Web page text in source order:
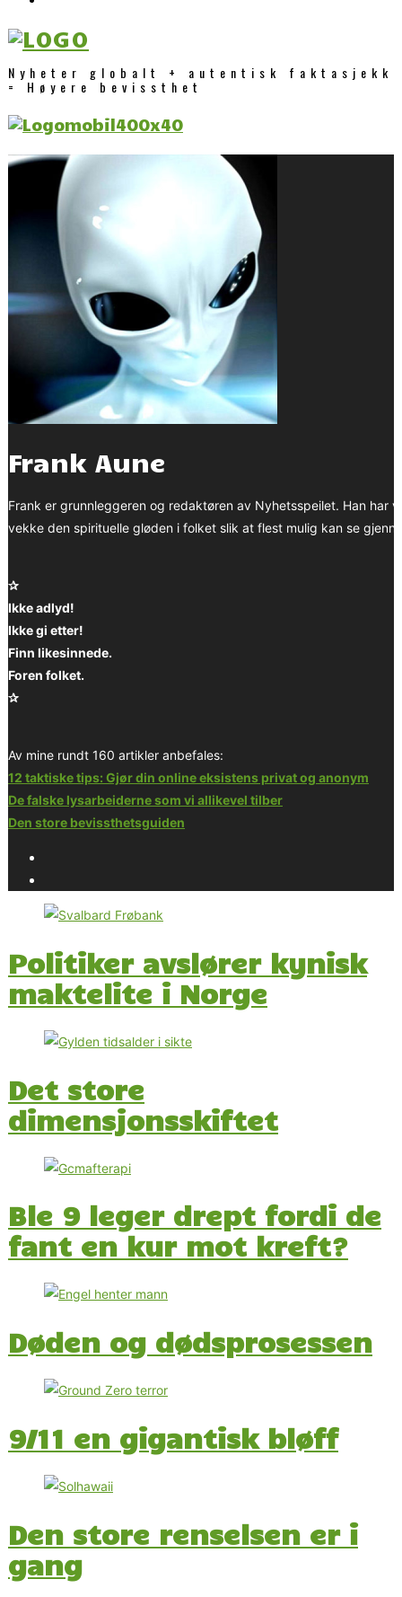
Nyheter globalt + autentisk faktasjekk
= Høyere bevissthet
Frank Aune
Frank er grunnleggeren og redaktøren av Nyhetsspeilet. Han
vekke den spirituelle gløden i folket slik at flest mulig kan se
✰
Ikke adlyd!
Ikke gi etter!
Finn likesinnede.
Foren folket.
✰
Av mine rundt 160 artikler anbefales:
12 taktiske tips: Gjør din online eksistens privat og anonym
De falske lysarbeiderne som vi allikevel tilber
Den store bevissthetsguiden
Politiker avslører kynisk
maktelite i Norge
Det store
dimensjonsskiftet
Ble 9 leger drept fordi de
fant en kur mot kreft?
Døden og dødsprosessen
9/11 en gigantisk bløff
Den store renselsen er i
gang